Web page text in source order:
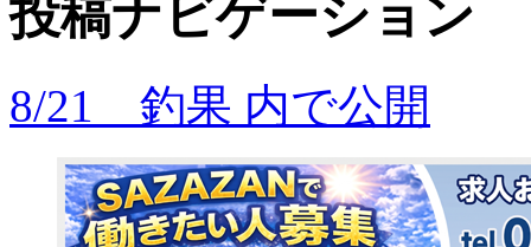
投稿ナビゲーション
8/21 釣果 内で公開